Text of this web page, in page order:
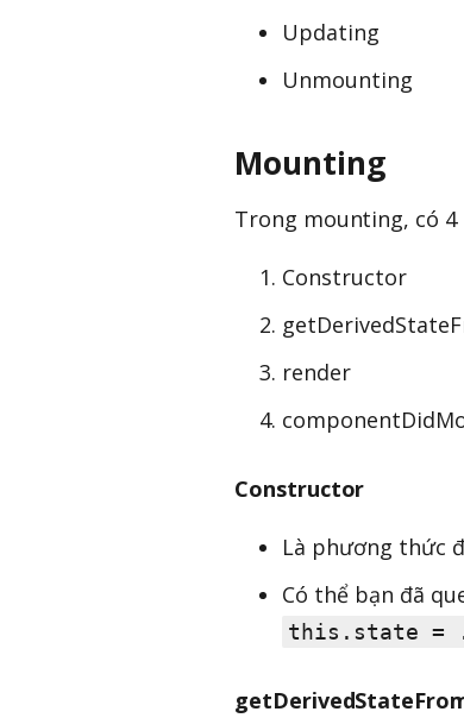
Updating
Unmounting
Mounting
Trong mounting, có
Constructor
render
Constructor
Là phương thức
Có thể bạn đã
this.state =